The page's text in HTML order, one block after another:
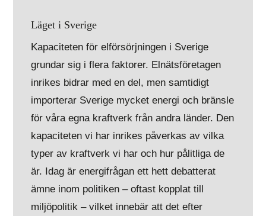
Läget i Sverige
Kapaciteten för elförsörjningen i Sverige
grundar sig i flera faktorer. Elnätsföretagen
inrikes bidrar med en del, men samtidigt
importerar Sverige mycket energi och bränsle
för våra egna kraftverk från andra länder. Den
kapaciteten vi har inrikes påverkas av vilka
typer av kraftverk vi har och hur pålitliga de
är. Idag är energifrågan ett hett debatterat
ämne inom politiken – oftast kopplat till
miljöpolitik – vilket innebär att det efter